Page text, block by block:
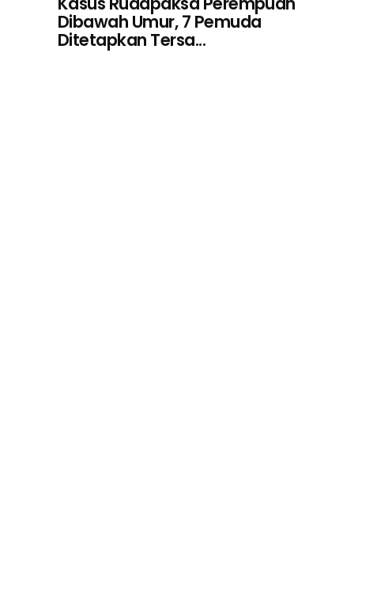
Dibawah Umur, 7 Pemuda
Ditetapkan Tersa...